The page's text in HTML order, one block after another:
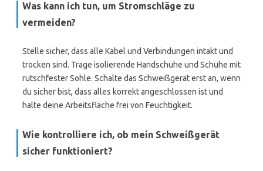
Was kann ich tun, um Stromschläge zu
vermeiden?
Stelle sicher, dass alle Kabel und Verbindungen intakt und
trocken sind. Trage isolierende Handschuhe und Schuhe mit
rutschfester Sohle. Schalte das Schweißgerät erst an, wenn
du sicher bist, dass alles korrekt angeschlossen ist und
halte deine Arbeitsfläche frei von Feuchtigkeit.
Wie kontrolliere ich, ob mein Schweißgerät
sicher funktioniert?